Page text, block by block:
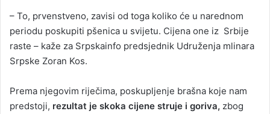
– To, prvenstveno, zavisi od toga koliko će u narednom
periodu poskupiti pšenica u svijetu. Cijena one iz Srbije
raste – kaže za Srpskainfo predsjednik Udruženja mlinara
Srpske Zoran Kos.
Prema njegovim riječima, poskupljenje brašna koje nam
predstoji, rezultat je skoka cijene struje i goriva, zbog